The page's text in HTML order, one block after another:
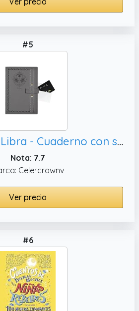
#5
Celercrownv Libra - Cuaderno con signo del zodiaco con tarjeta de regalo de astrología para mujeres y hombres, tapa dura de cuero
Nota: 7.7
Celercrownv
Ver precio
#6